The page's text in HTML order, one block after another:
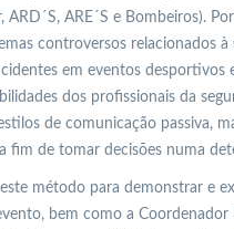
ARE´S e Bombeiros).
controversos relacionados à
em eventos desportivos
dos profissionais da
de comunicação passiva,
fim de tomar decisões numa
método para demonstrar e
bem como a Coordenador